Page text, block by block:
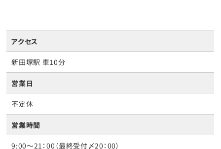
アクセス
新田塚駅 車10分
営業日
不定休
営業時間
9:00～21：00（最終受付〆20：00）